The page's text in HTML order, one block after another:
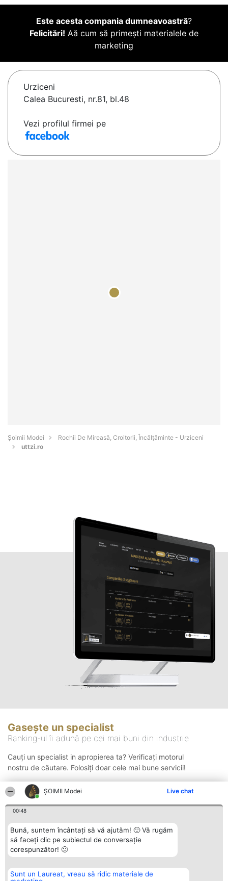
ȘOIMII Modei Live chat
00:48
Bună, suntem încântați să vă ajutăm! 🙂 Vă rugăm
să faceți clic pe subiectul de conversație
corespunzător! 🙂
Sunt un Laureat, vreau să ridic materiale de
Este acesta compania dumneavoastră?
Felicitări! Aă cum să primești materialele de
marketing
Urziceni
Calea Bucuresti, nr.81, bl.48
Vezi profilul firmei pe
Șoimii Modei
Rochii De Mireasă, Croitorii, Încălțăminte - Urziceni
uttzi.ro
Gasește un specialist
Ranking-ul îi adună pe cei mai buni din industrie
Cauți un specialist in apropierea ta? Verificați motorul
nostru de căutare. Folosiți doar cele mai bune servicii!
Organizator Ranking Plebiscyt Contact